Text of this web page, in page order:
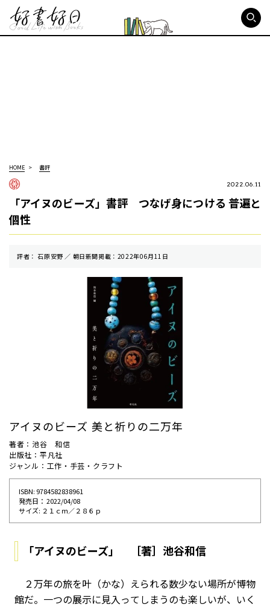
HOME 書評
2022.06.11
「アイヌのビーズ」書評 つなげ身につける 普遍と
個性
評者： 石原安野 ／ 朝⽇新聞掲載：2022年06月11日
アイヌのビーズ 美と祈りの二万年
著者：池谷 和信
出版社：平凡社
ジャンル：工作・手芸・クラフト
ISBN: 9784582838961
発売⽇： 2022/04/08
サイズ: ２１ｃｍ／２８６ｐ
「アイヌのビーズ」 ［著］池谷和信
２万年の旅を叶（かな）えられる数少ない場所が博物
館だ。一つの展示に見入ってしまうのも楽しいが、いく